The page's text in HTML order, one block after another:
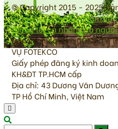
© Copyright 2015 - 2025
antoanvesinhthucpham.vn
thông tin cá nhân của
Đơn vị chủ quản: CÔNG TY
VỤ FOTEKCO
Giấy phép đăng ký kinh
KH&ĐT TP.HCM cấp
Địa chỉ: 43 Dương Văn
TP Hồ Chí Minh, Việt Nam